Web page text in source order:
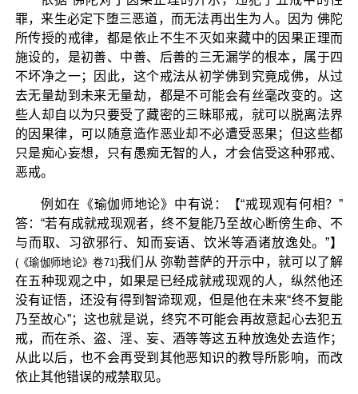
罪，来生必定下堕三恶道，而无法再出生为人。因为 佛陀
所传授的戒律，都是依止不生不灭如来藏中的因果正理而
施设的，是初善、中善、后善的三无漏学的根本，属于四
不坏净之一；因此，这个戒法从初学佛到究竟成佛，从过
去无量劫到未来无量劫，都是不可能会有丝毫改变的。这
些人却自以为只要受了藏密的三昧耶戒，就可以脱离法界
的因果律，可以随意造作恶业却不必遭受恶果；但这些都
只是痴心妄想，只有愚痴无智的人，才会信受这种邪戒、
恶戒。
例如在《瑜伽师地论》中有说：【“戒现观有何相？”
答：“若有成就戒现观者，终不复能乃至故心断傍生命、不
与而取、习欲邪行、知而妄语、饮米等酒诸放逸处。”】
(《瑜伽师地论》卷71)我们从 弥勒菩萨的开示中，就可以了解
在五种现观之中，如果是已经成就戒现观的人，纵然他还
没有证悟，还没有得到智谛现观，但是他在未来“终不复能
乃至故心”；这也就是说，终究不可能会再故意起心去犯五
戒，而在杀、盗、淫、妄、酒等等这五种放逸处去造作；
从此以后，也不会再受到其他恶知识的教导所影响，而改
依止其他错误的戒禁取见。